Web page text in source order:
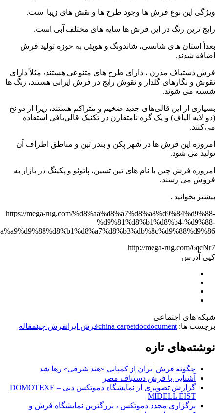
ویژگی این نوع فرش ها وجود طرح ها و نقش های زیبا است.
رایج ترین رنگ در این فرش ها سایه های مختلف آبی است.
بعداً استان های شانسی، شاندونگ و هوپئی به حوزه تولید فرش
اضافه شدند.
فرش دستباف مدرن ، دارای طرح های متنوعی هستند، مثلاً دارای
نقوش و نگارهای گلدار و نقوش رایج در فرش ایرانی هستند، رنگ ها
شسته می شوند.
بسیاری از این قالی‌های جدید ضخیم و متراکم هستند، زیرا از دو نخ
(دو لایه الیاف) و یک گره نامتقارن در تکنیک قالی‌بافی استفاده
می‌کنند.
امروزه این فرش ها در شهر پکن و بندر تین و مناطق اطراف آن
تولید می شود.
امروزه فرش چین با نام های تین تسین، پاتوئو و پکینگ در بازار به
فروش می رسند.
بیشتر بخوانید :
https://mega-rug.com/%d8%aa%d8%a7%d8%a8%d9%84%d9%88-
%d9%81%d8%b1%d8%b4-%d9%88-
http://mega-rug.com/6qcNr7
کپی آدرس
شبکه های اجتماعی
برچسب ها:
china carpetdocdocument فرش ایرانفرش چینمقاله
نوشته‌های تازه
چگونه فرش ایران از کمپانی «هند شرقی» رها شد
آشنایی با فرش دستباف مصر
گزارش تصویری از نمایشگاه دموتکس دبی – DOMOTEXE
MIDELL EIST
برگزاری مجدد دموتکس ، بزرگترین نمایشگاه فرش و